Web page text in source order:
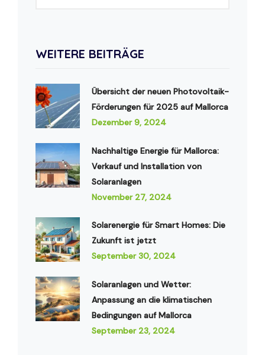
WEITERE BEITRÄGE
Übersicht der neuen Photovoltaik-
Förderungen für 2025 auf Mallorca
Dezember 9, 2024
Nachhaltige Energie für Mallorca:
Verkauf und Installation von
Solaranlagen
November 27, 2024
Solarenergie für Smart Homes: Die
Zukunft ist jetzt
September 30, 2024
Solaranlagen und Wetter:
Anpassung an die klimatischen
Bedingungen auf Mallorca
September 23, 2024